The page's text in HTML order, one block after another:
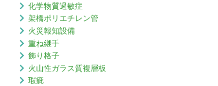
化学物質過敏症
架橋ポリエチレン管
火災報知設備
重ね継手
飾り格子
火山性ガラス質複層板
瑕疵